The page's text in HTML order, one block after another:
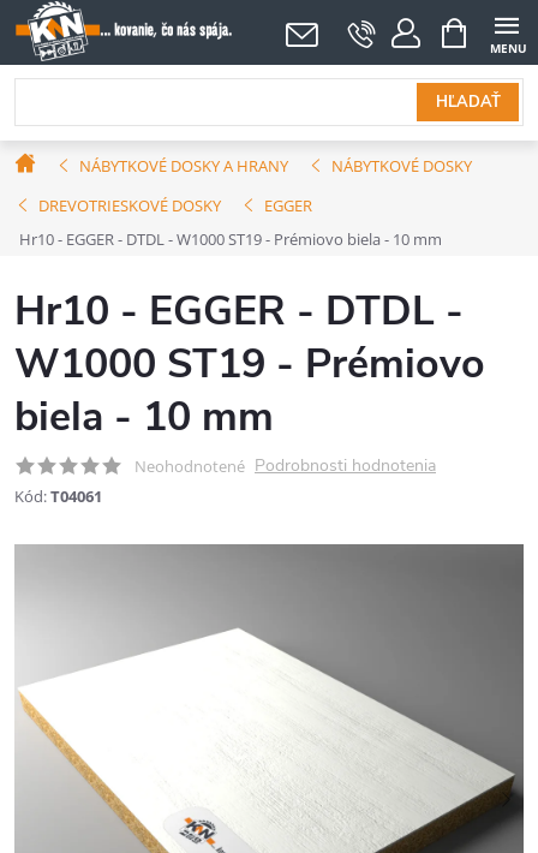
Prejsť
na
obsah
HĽADAŤ
NÁKUPNÝ
KOŠÍK
DomovNÁBYTKOVÉ DOSKY A HRANY
NÁBYTKOVÉ DOSKY
DREVOTRIESKOVÉ DOSKY
EGGER
Hr10 - EGGER - DTDL - W1000 ST19 - Prémiovo biela - 10 mm
Hr10 - EGGER - DTDL -
W1000 ST19 - Prémiovo
biela - 10 mm
Neohodnotené Podrobnosti hodnotenia
Kód:T04061